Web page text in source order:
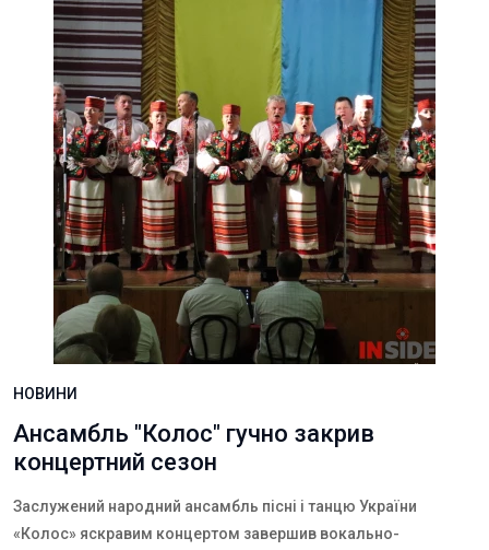
НОВИНИ
Ансамбль "Колос" гучно закрив
концертний сезон
Заслужений народний ансамбль пісні і танцю України
«Колос» яскравим концертом завершив вокально-